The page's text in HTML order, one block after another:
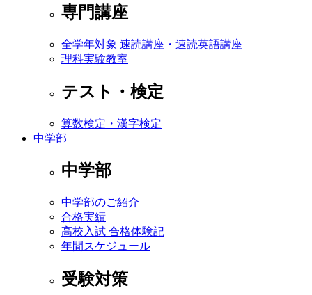
専門講座
全学年対象 速読講座・速読英語講座
理科実験教室
テスト・検定
算数検定・漢字検定
中学部
中学部
中学部のご紹介
合格実績
高校入試 合格体験記
年間スケジュール
受験対策